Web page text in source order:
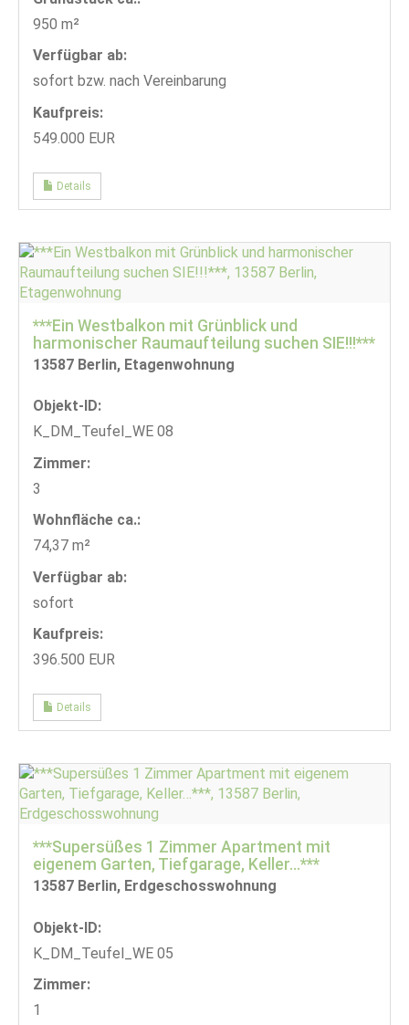
950 m²
Verfügbar ab:
sofort bzw. nach Vereinbarung
Kaufpreis:
549.000 EUR
Details
***Ein Westbalkon mit Grünblick und
harmonischer Raumaufteilung suchen SIE!!!***
13587 Berlin, Etagenwohnung
Objekt-ID:
K_DM_Teufel_WE 08
Zimmer:
3
Wohnfläche ca.:
74,37 m²
Verfügbar ab:
sofort
Kaufpreis:
396.500 EUR
Details
***Supersüßes 1 Zimmer Apartment mit
eigenem Garten, Tiefgarage, Keller…***
13587 Berlin, Erdgeschosswohnung
Objekt-ID:
K_DM_Teufel_WE 05
Zimmer:
1